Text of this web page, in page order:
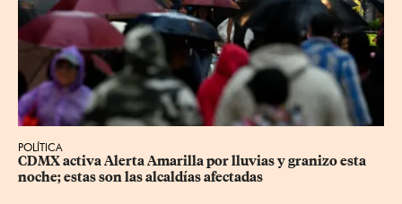
POLÍTICA
CDMX activa Alerta Amarilla por lluvias y granizo esta
noche; estas son las alcaldías afectadas